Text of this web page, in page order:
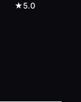
★5.0